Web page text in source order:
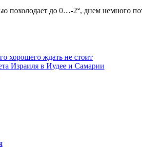
похолодает до 0…-2°, днем немного
хорошего ждать не стоит
Израиля в Иудее и Самарии